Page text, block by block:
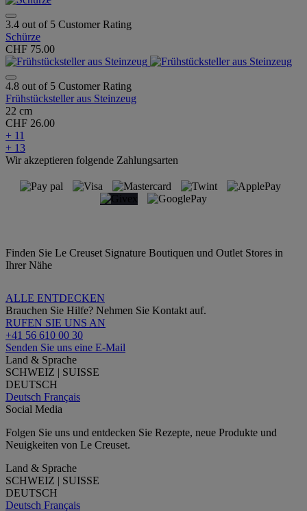
3.4 out of 5 Customer Rating
Schürze
CHF 75.00
4.8 out of 5 Customer Rating
Frühstücksteller aus Steinzeug
22 cm
CHF 26.00
+ 11
+ 13
Wir akzeptieren folgende Zahlungsarten
Finden Sie Le Creuset Signature Boutiquen und Outlet Stores in
Ihrer Nähe
ALLE ENTDECKEN
Brauchen Sie Hilfe? Nehmen Sie Kontakt auf.
RUFEN SIE UNS AN
+41 56 610 00 30
Senden Sie uns eine E-Mail
Land & Sprache
SCHWEIZ | SUISSE
DEUTSCH
Deutsch Français
Social Media
Folgen Sie uns und entdecken Sie Rezepte, neue Produkte und
Neuigkeiten von Le Creuset.
Land & Sprache
SCHWEIZ | SUISSE
DEUTSCH
Deutsch Français